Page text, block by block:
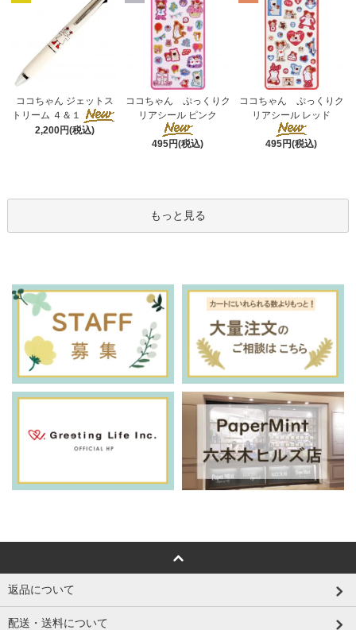
ココちゃん ジェットス
トリーム ４＆１
2,200円(税込)
ココちゃん ぷっくりク
リアシール ピンク
495円(税込)
ココちゃん ぷっくりク
リアシール レッド
495円(税込)
もっと見る
返品について
配送・送料について